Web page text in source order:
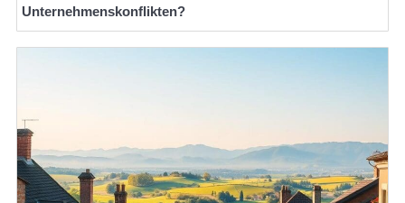
Unternehmenskonflikten?